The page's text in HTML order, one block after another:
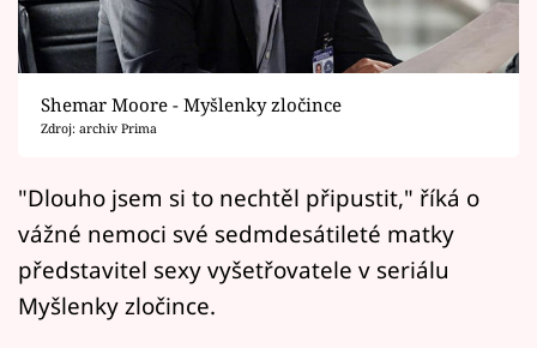
Filmový festival Karlovy Vary
Přihlášení
Sledujte nás
Shemar Moore - Myšlenky zločince
Zdroj: archiv Prima
"Dlouho jsem si to nechtěl připustit," říká o
vážné nemoci své sedmdesátileté matky
představitel sexy vyšetřovatele v seriálu
Myšlenky zločince.